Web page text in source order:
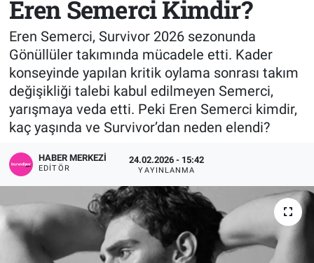
Eren Semerci Kimdir?
Eren Semerci, Survivor 2026 sezonunda
Gönüllüler takımında mücadele etti. Kader
konseyinde yapılan kritik oylama sonrası takım
değişikliği talebi kabul edilmeyen Semerci,
yarışmaya veda etti. Peki Eren Semerci kimdir,
kaç yaşında ve Survivor’dan neden elendi?
HABER MERKEZI
EDITÖR
24.02.2026 - 15:42
YAYINLANMA
Spor
Teknoloji
Tv Medya